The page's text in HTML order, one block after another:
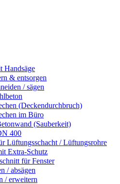
Handsäge
& entsorgen
/ sägen
(Deckendurchbruch)
im Büro
(Sauberkeit)
400
Lüftungsschacht / Lüftungsrohre
Extra-Schutz
für Fenster
/ absägen
/ erweitern